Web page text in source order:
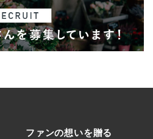
ファンの想いを贈る